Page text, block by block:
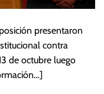
presentaron
contra
de octubre luego